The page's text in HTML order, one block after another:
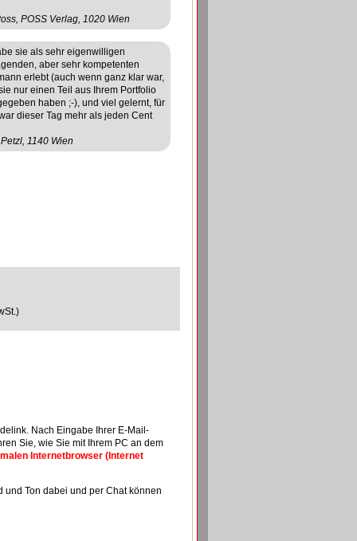
POSS Verlag, 1020 Wien
sie als sehr eigenwilligen
aber sehr kompetenten
erlebt (auch wenn ganz klar war,
nur einen Teil aus Ihrem Portfolio
haben ;-), und viel gelernt, für
dieser Tag mehr als jeden Cent
1140 Wien
Nach Eingabe Ihrer E-Mail-
Sie, wie Sie mit Ihrem PC an dem
Internetbrowser (Internet
und Ton dabei und per Chat können